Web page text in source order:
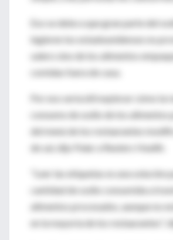
Eso se debe a que gran parte del
ingieren los estadounidenses no
salero sino de los alimentos
comidas fuera de casa.
Por eso sería útil explorar cómo la
consumo de sodio de los alimentos
del menú de los restaurantes
de sal, dijo Palar a Reuters Health.
"Leer las etiquetas es una solución
cantidad de sodio consumida a
alimentos procesados, aunque no
en la mayoría de los restaurantes",